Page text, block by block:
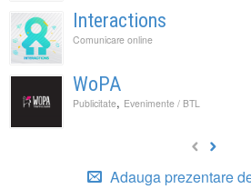
Interactions
Comunicare online
WoPA
Publicitate, Evenimente / BTL
Adauga prezentare